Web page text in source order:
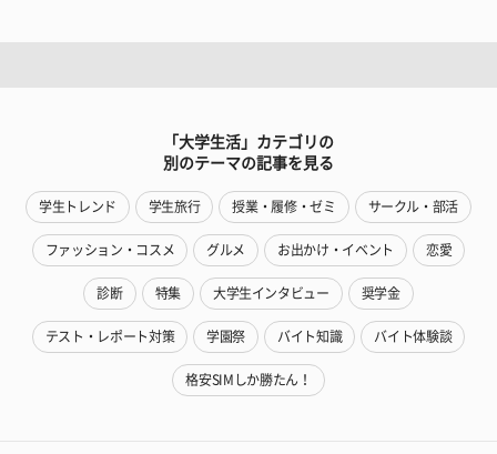
「大学生活」カテゴリの
別のテーマの記事を見る
学生トレンド 学生旅行 授業・履修・ゼミ サークル・部活
ファッション・コスメ グルメ お出かけ・イベント 恋愛
診断 特集 大学生インタビュー 奨学金
テスト・レポート対策 学園祭 バイト知識 バイト体験談
格安SIMしか勝たん！